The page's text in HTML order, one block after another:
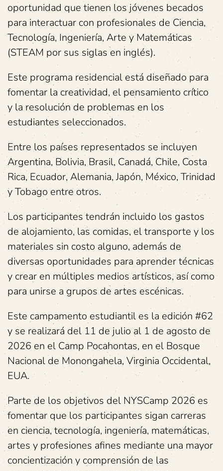
oportunidad que tienen los jóvenes becados
para interactuar con profesionales de Ciencia,
Tecnología, Ingeniería, Arte y Matemáticas
(STEAM por sus siglas en inglés).
Este programa residencial está diseñado para
fomentar la creatividad, el pensamiento crítico
y la resolución de problemas en los
estudiantes seleccionados.
Entre los países representados se incluyen
Argentina, Bolivia, Brasil, Canadá, Chile, Costa
Rica, Ecuador, Alemania, Japón, México, Trinidad
y Tobago entre otros.
Los participantes tendrán incluido los gastos
de alojamiento, las comidas, el transporte y los
materiales sin costo alguno, además de
diversas oportunidades para aprender técnicas
y crear en múltiples medios artísticos, así como
para unirse a grupos de artes escénicas.
Este campamento estudiantil es la edición #62
y se realizará del 11 de julio al 1 de agosto de
2026 en el Camp Pocahontas, en el Bosque
Nacional de Monongahela, Virginia Occidental,
EUA.
Parte de los objetivos del NYSCamp 2026 es
fomentar que los participantes sigan carreras
en ciencia, tecnología, ingeniería, matemáticas,
artes y profesiones afines mediante una mayor
concientización y comprensión de las